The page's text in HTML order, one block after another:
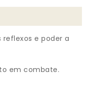
e poder a
em combate.